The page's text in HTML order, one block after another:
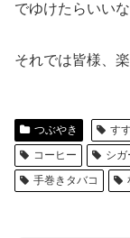
でゆけたらいい
それでは皆様、
つぶやき す
コーヒー
シガ
手巻きタバコ